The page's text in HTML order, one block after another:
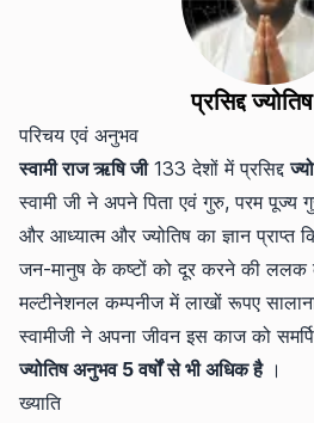
प्रसिद्द
परिचय एवं अनुभव
स्वामी राज ऋषि जी133 देशों में प्रसिद्द
स्वामी जी ने अपने पिता एवं गुरु, परम पूज्य
और आध्यात्म और ज्योतिष का ज्ञान प्राप्त
जन-मानुष के कष्टों को दूर करने की ललक
मल्टीनेशनल कम्पनीज में लाखों रूपए
स्वामीजी ने अपना जीवन इस काज को
ज्योतिष अनुभव 5 वर्षों से भी अधिक है।
ख्याति